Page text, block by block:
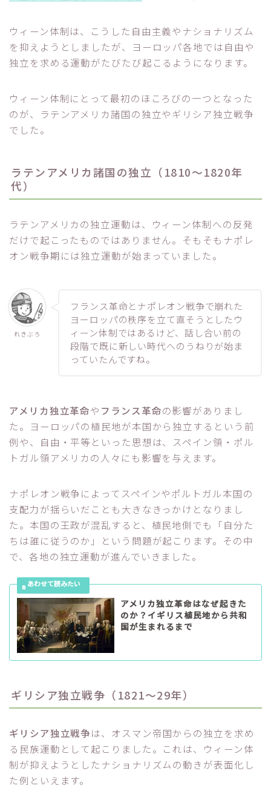
ウィーン体制は、こうした自由主義やナショナリズム
を抑えようとしましたが、ヨーロッパ各地では自由や
独立を求める運動がたびたび起こるようになります。
ウィーン体制にとって最初のほころびの一つとなった
のが、ラテンアメリカ諸国の独立やギリシア独立戦争
でした。
ラテンアメリカ諸国の独立（1810～1820年
代）
ラテンアメリカの独立運動は、ウィーン体制への反発
だけで起こったものではありません。そもそもナポレ
オン戦争期には独立運動が始まっていました。
れきぶろ
フランス革命とナポレオン戦争で崩れた
ヨーロッパの秩序を立て直そうとしたウ
ィーン体制ではあるけど、話し合い前の
段階で既に新しい時代へのうねりが始ま
っていたんですね。
アメリカ独立革命や フランス革命の影響がありまし
た。ヨーロッパの植民地が本国から独立するという前
例や、自由・平等といった思想は、スペイン領・ポル
トガル領アメリカの人々にも影響を与えます。
ナポレオン戦争によってスペインやポルトガル本国の
支配力が揺らいだことも大きなきっかけとなりまし
た。本国の王政が混乱すると、植民地側でも「自分た
ちは誰に従うのか」という問題が起こります。その中
で、各地の独立運動が進んでいきました。
アメリカ独立革命はなぜ起きた
のか？イギリス植民地から共和
国が生まれるまで
ギリシア独立戦争（1821～29年）
ギリシア独立戦争は、オスマン帝国からの独立を求め
る民族運動として起こりました。これは、ウィーン体
制が抑えようとしたナショナリズムの動きが表面化し
た例といえます。